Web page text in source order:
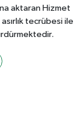
aktaran Hizmet
tecrübesi ile